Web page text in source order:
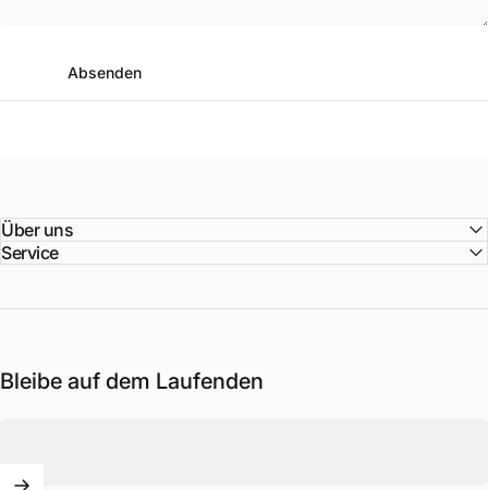
Absenden
Über uns
Service
Bleibe auf dem Laufenden